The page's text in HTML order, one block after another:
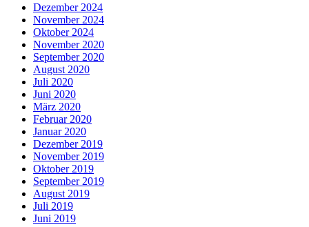
Dezember 2024
November 2024
Oktober 2024
November 2020
September 2020
August 2020
Juli 2020
Juni 2020
März 2020
Februar 2020
Januar 2020
Dezember 2019
November 2019
Oktober 2019
September 2019
August 2019
Juli 2019
Juni 2019